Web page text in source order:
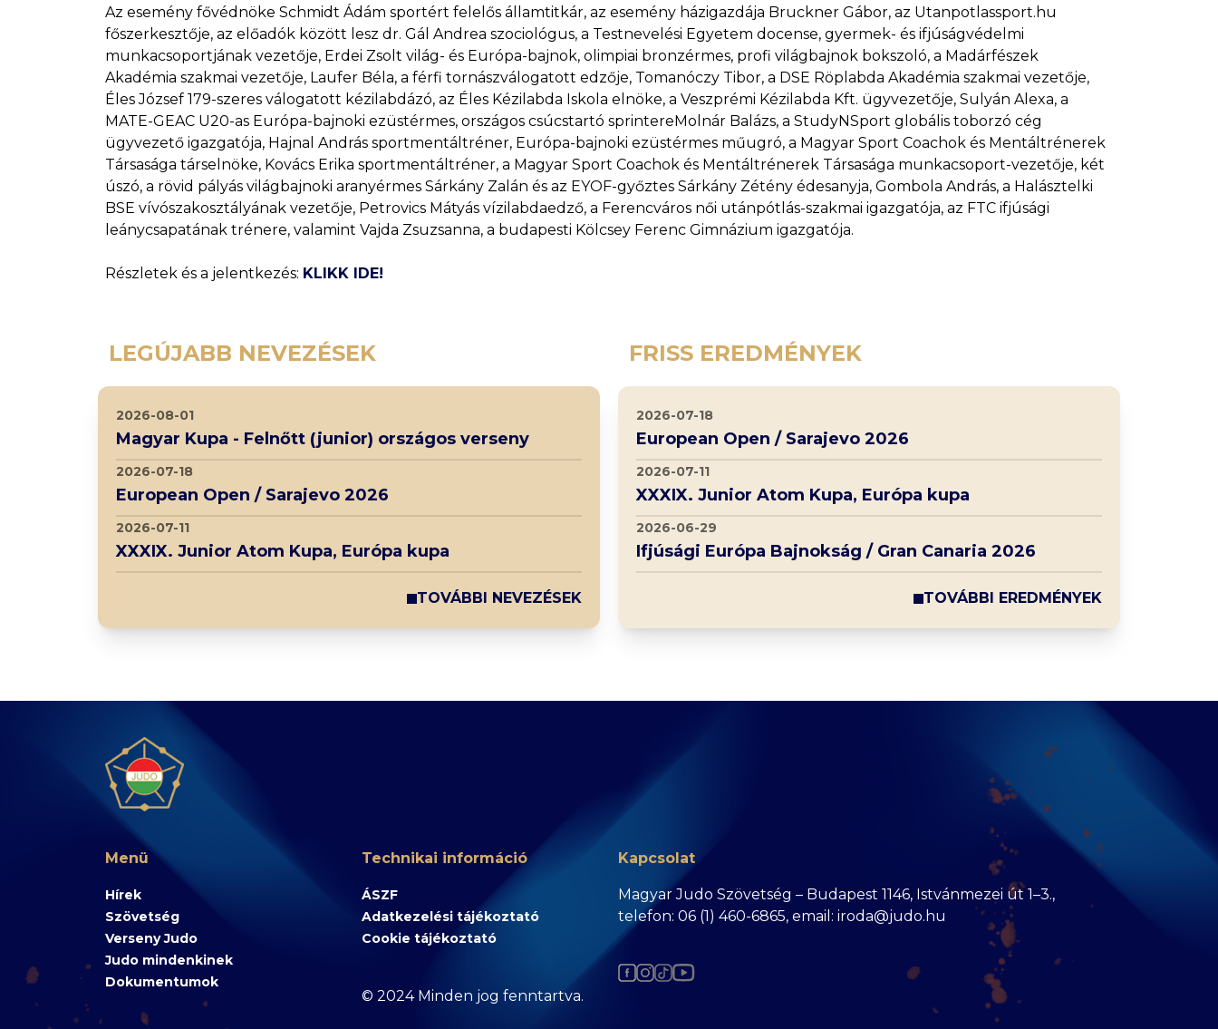
Az esemény fővédnöke Schmidt Ádám sportért felelős államtitkár, az esemény házigazdája Bruckner Gábor, az Utanpotlassport.hu
főszerkesztője, az előadók között lesz dr. Gál Andrea szociológus, a Testnevelési Egyetem docense, gyermek- és ifjúságvédelmi
munkacsoportjának vezetője, Erdei Zsolt világ- és Európa-bajnok, olimpiai bronzérmes, profi világbajnok bokszoló, a Madárfészek
Akadémia szakmai vezetője, Laufer Béla, a férfi tornászválogatott edzője, Tomanóczy Tibor, a DSE Röplabda Akadémia szakmai vezetője,
Éles József 179-szeres válogatott kézilabdázó, az Éles Kézilabda Iskola elnöke, a Veszprémi Kézilabda Kft. ügyvezetője, Sulyán Alexa, a
MATE-GEAC U20-as Európa-bajnoki ezüstérmes, országos csúcstartó sprintereMolnár Balázs, a StudyNSport globális toborzó cég
ügyvezető igazgatója, Hajnal András sportmentáltréner, Európa-bajnoki ezüstérmes műugró, a Magyar Sport Coachok és Mentáltrénerek
Társasága társelnöke, Kovács Erika sportmentáltréner, a Magyar Sport Coachok és Mentáltrénerek Társasága munkacsoport-vezetője, két
úszó, a rövid pályás világbajnoki aranyérmes Sárkány Zalán és az EYOF-győztes Sárkány Zétény édesanyja, Gombola András, a Halásztelki
BSE vívószakosztályának vezetője, Petrovics Mátyás vízilabdaedző, a Ferencváros női utánpótlás-szakmai igazgatója, az FTC ifjúsági
leánycsapatának trénere, valamint Vajda Zsuzsanna, a budapesti Kölcsey Ferenc Gimnázium igazgatója.
Részletek és a jelentkezés: KLIKK IDE!
LEGÚJABB NEVEZÉSEK FRISS EREDMÉNYEK
2026-08-01
Magyar Kupa - Felnőtt (junior) országos verseny
2026-07-18
European Open / Sarajevo 2026
2026-07-11
XXXIX. Junior Atom Kupa, Európa kupa
TOVÁBBI NEVEZÉSEK
2026-07-18
European Open / Sarajevo 2026
2026-07-11
XXXIX. Junior Atom Kupa, Európa kupa
2026-06-29
Ifjúsági Európa Bajnokság / Gran Canaria 2026
TOVÁBBI EREDMÉNYEK
Menü
Hírek
Szövetség
Verseny Judo
Judo mindenkinek
Dokumentumok
Technikai információ
ÁSZF
Adatkezelési tájékoztató
Cookie tájékoztató
© 2024 Minden jog fenntartva.
Kapcsolat
Magyar Judo Szövetség – Budapest 1146, Istvánmezei út 1–3.,
telefon: 06 (1) 460-6865, email: iroda@judo.hu